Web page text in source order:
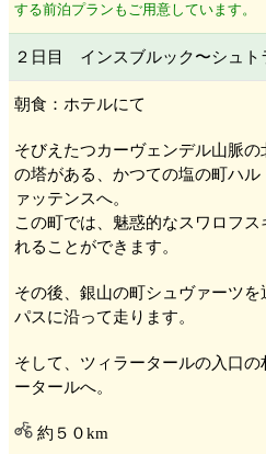
する前泊プランもご用意しています。
２日目 インスブルック〜シュト
朝食：ホテルにて
そびえたつカーヴェンデル山脈の
の塔がある、かつての塩の町ハ
ァッテンスへ。
この町では、魅惑的なスワロフ
れることができます。
その後、銀山の町シュヴァーツを
パスに沿って走ります。
そして、ツィラータールの入口の
ータールへ。
約５０km